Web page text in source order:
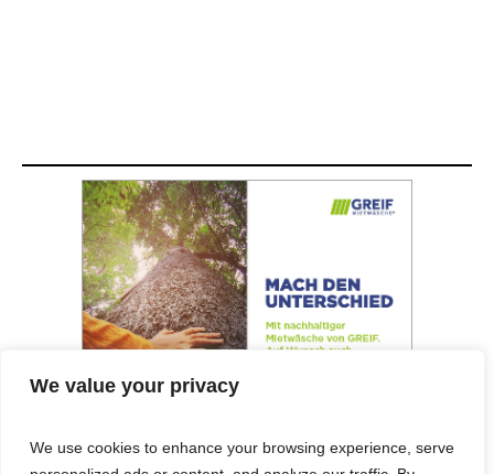
We value your privacy
We use cookies to enhance your browsing experience, serve